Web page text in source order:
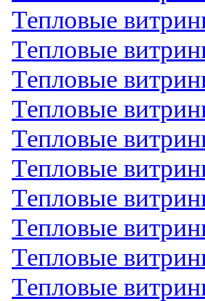
Тепловые
Тепловые
Тепловые
Тепловые
Тепловые
Тепловые
Тепловые
Тепловые
Тепловые
Тепловые